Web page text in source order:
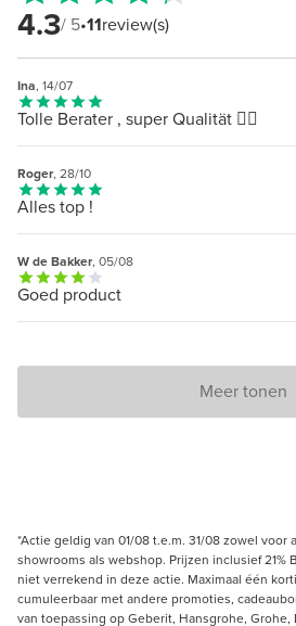
4.3/ 5•11review(s)
Ina, 14/07
Tolle Berater , super Qualität 👍🏻
Roger, 28/10
Alles top !
W de Bakker, 05/08
Goed product
Meer tonen
*Actie geldig van 01/08 t.e.m. 31/08 zowel voor
showrooms als webshop. Prijzen inclusief 21%
niet verrekend in deze actie. Maximaal één
cumuleerbaar met andere promoties,
van toepassing op Geberit, Hansgrohe, Grohe,